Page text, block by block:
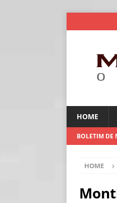
HOME
BOLETIM DE
HOME